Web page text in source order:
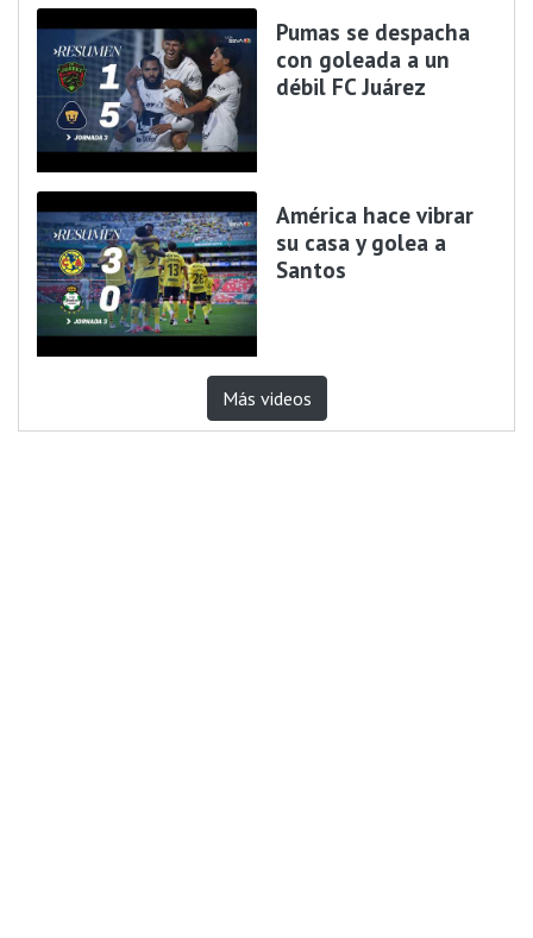
Pumas se despacha
con goleada a un
débil FC Juárez
América hace vibrar
su casa y golea a
Santos
Más videos